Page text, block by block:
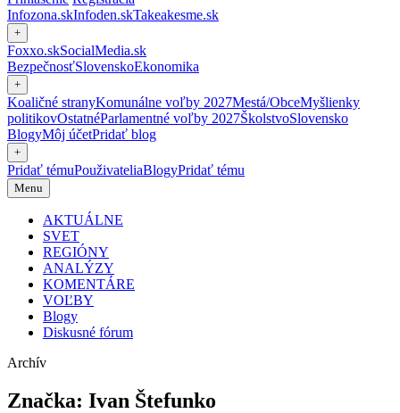
Infozona.skInfoden.skTakeakesme.sk
+
Foxxo.skSocialMedia.sk
BezpečnosťSlovenskoEkonomika
+
Koaličné stranyKomunálne voľby 2027Mestá/ObceMyšlienky
politikovOstatnéParlamentné voľby 2027ŠkolstvoSlovensko
BlogyMôj účetPridať blog
+
Pridať témuPouživateliaBlogyPridať tému
Menu
AKTUÁLNE
SVET
REGIÓNY
ANALÝZY
KOMENTÁRE
VOĽBY
Blogy
Diskusné fórum
Archív
Značka: Ivan Štefunko